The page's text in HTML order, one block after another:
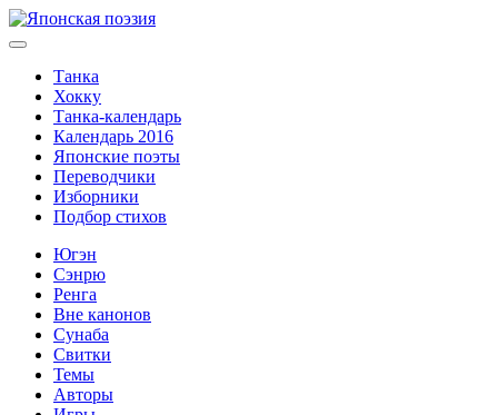
Танка
Хокку
Танка-календарь
Календарь 2016
Японские поэты
Переводчики
Изборники
Подбор стихов
Югэн
Сэнрю
Ренга
Вне канонов
Сунаба
Свитки
Темы
Авторы